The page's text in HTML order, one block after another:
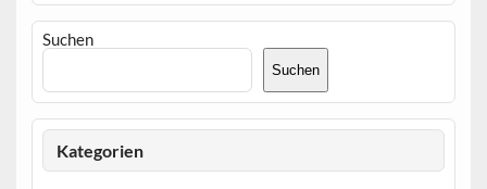
Suchen
Suchen
Kategorien